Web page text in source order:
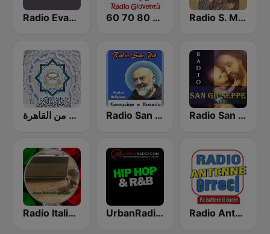
Radio Evangelo Campania 60 70 80 by Radio Gioventù Radio S. Maria dei Miracoli
إذاعة القرآن الكريم من القاهرة Radio San Pio Radio San Giuseppe
Radio Italiana Allegria UrbanRadio - Hip Hop & RnB Radio Antenne Erreci